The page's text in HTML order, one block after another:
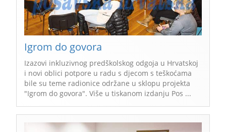
Igrom do govora
Izazovi inkluzivnog predškolskog odgoja u Hrvatskoj
i novi oblici potpore u radu s djecom s teškoćama
bile su teme radionice održane u sklopu projekta
"Igrom do govora". Više u tiskanom izdanju Pos ...